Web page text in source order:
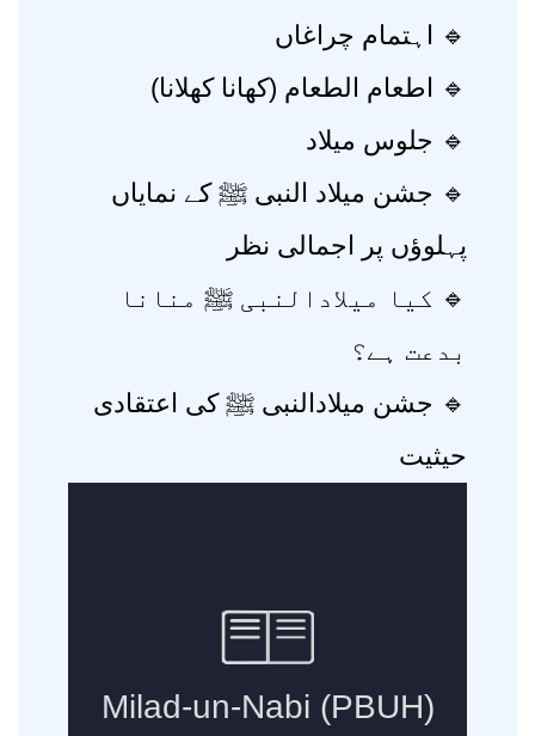
🔹 اہتمام چراغاں
🔹 اطعام الطعام (کھانا کھلانا)
🔹 جلوس میلاد
🔹 جشن میلاد النبی ﷺ کے نمایاں
پہلوؤں پر اجمالی نظر
🔹 کیا میلادالنبی ﷺ منانا
بدعت ہے؟
🔹 جشن میلادالنبی ﷺ کی اعتقادی
حیثیت